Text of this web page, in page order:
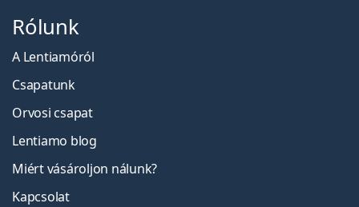
Rólunk
A Lentiamóról
Csapatunk
Orvosi csapat
Lentiamo blog
Miért vásároljon nálunk?
Kapcsolat